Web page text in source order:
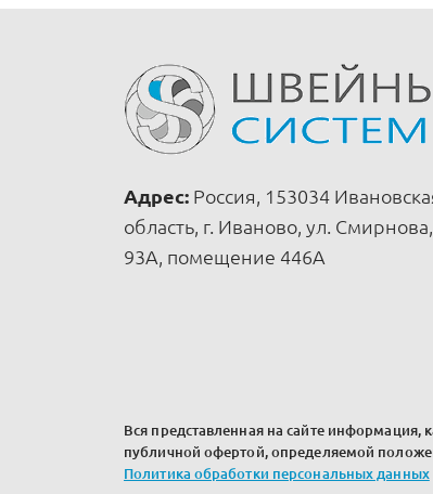
Адрес: Россия, 153034
область, г. Иваново, ул.
93А, помещение 446А
Вся представленная на сайте информация,
публичной офертой, определяемой
Политика обработки персональных данных